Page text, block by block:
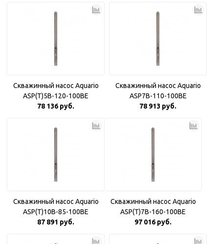
Скважинный насос Aquario
ASP(T)5B-120-100BE
78 136 руб.
Скважинный насос Aquario
ASP7B-110-100BE
78 913 руб.
Скважинный насос Aquario
ASP(T)10B-85-100BE
87 891 руб.
Скважинный насос Aquario
ASP(T)7B-160-100BE
97 016 руб.